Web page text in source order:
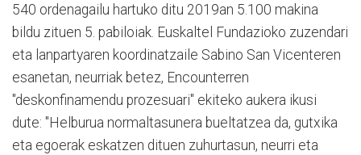
540 ordenagailu hartuko ditu 2019an 5.100 makina
bildu zituen 5. pabiloiak. Euskaltel Fundazioko zuzendari
eta lanpartyaren koordinatzaile Sabino San Vicenteren
esanetan, neurriak betez, Encounterren
"deskonfinamendu prozesuari" ekiteko aukera ikusi
dute: "Helburua normaltasunera bueltatzea da, gutxika
eta egoerak eskatzen dituen zuhurtasun, neurri eta